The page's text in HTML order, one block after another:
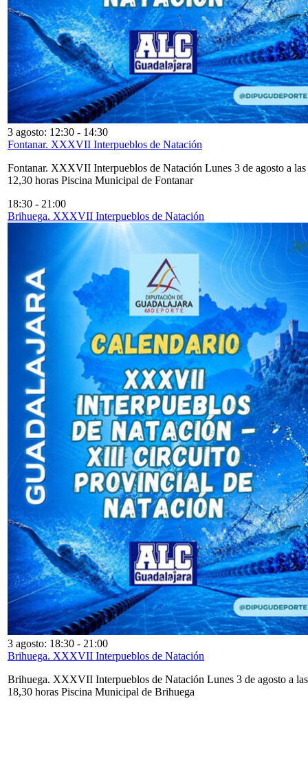
3 agosto: 12:30 - 14:30
Fontanar. XXXVII Interpueblos de Natación
Fontanar. XXXVII Interpueblos de Natación Lunes 3 de agosto a las
12,30 horas Piscina Municipal de Fontanar
18:30 - 21:00
Brihuega. XXXVII Interpueblos de Natación
3 agosto: 18:30 - 21:00
Brihuega. XXXVII Interpueblos de Natación
Brihuega. XXXVII Interpueblos de Natación Lunes 3 de agosto a las
18,30 horas Piscina Municipal de Brihuega